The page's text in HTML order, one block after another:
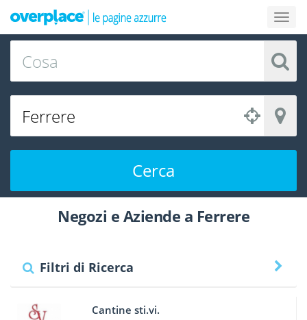
Cerca
Negozi e Aziende a Ferrere
Filtri di Ricerca
Cantine sti.vi.